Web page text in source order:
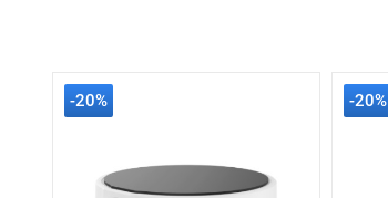
-20% -20%